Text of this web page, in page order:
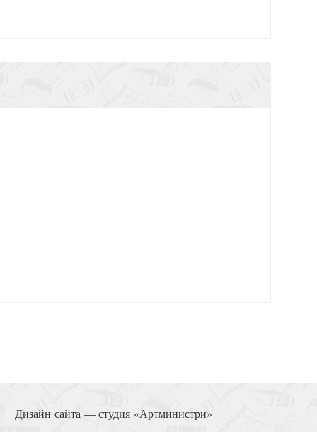
Дизайн сайта —студия «Артминистри»